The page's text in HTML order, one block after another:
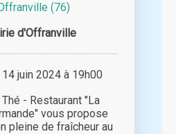
(76)
d'Offranville
juin 2024 à 19h00
- Restaurant "La
vous propose
pleine de fraîcheur au